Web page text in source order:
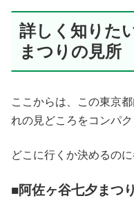
詳しく知りた
まつりの見所
ここからは、この東京
れの見どころをコンパ
どこに行くか決めるの
■阿佐ヶ谷七夕まつ